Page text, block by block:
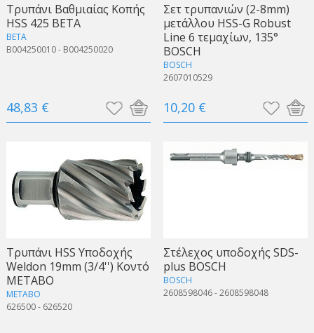
Τρυπάνι Βαθμιαίας Κοπής
HSS 425 BETA
BETA
B004250010 - B004250020
48,83 €
Σετ τρυπανιών (2-8mm)
μετάλλου HSS-G Robust
Line 6 τεμαχίων, 135°
BOSCH
BOSCH
2607010529
10,20 €
Τρυπάνι HSS Υποδοχής
Weldon 19mm (3/4'') Κοντό
METABO
METABO
626500 - 626520
Στέλεχος υποδοχής SDS-
plus BOSCH
BOSCH
2608598046 - 2608598048